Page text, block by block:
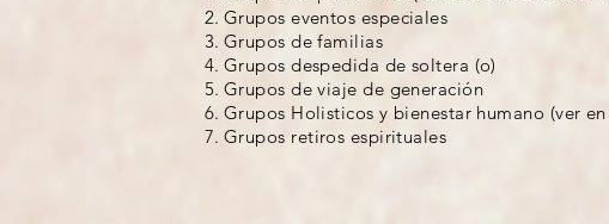
Grupos eventos especiales
Grupos de familias
Grupos despedida de soltera (o)
Grupos de viaje de generación
Grupos Holisticos y bienestar humano (ver
Grupos retiros espirituales